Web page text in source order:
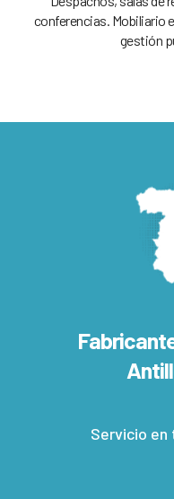
conferencias. Mobiliario
gestión
Servicio en